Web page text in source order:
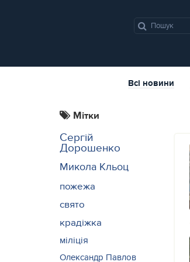
Всі новини
Мітки
Сергій
Дорошенко
Микола Кльоц
пожежа
свято
крадіжка
міліція
Олександр Павлов